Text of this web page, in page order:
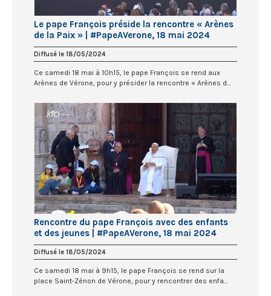
Le pape François préside la rencontre « Arènes
de la Paix » | #PapeAVerone, 18 mai 2024
Diffusé le 18/05/2024
Ce samedi 18 mai à 10h15, le pape François se rend aux
Arènes de Vérone, pour y présider la rencontre « Arènes d...
Rencontre du pape François avec des enfants
et des jeunes | #PapeAVerone, 18 mai 2024
Diffusé le 18/05/2024
Ce samedi 18 mai à 9h15, le pape François se rend sur la
place Saint-Zénon de Vérone, pour y rencontrer des enfa...